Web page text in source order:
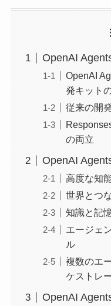
OpenAI
OpenAI
発キット
従来の開
の両立
OpenAI
高度な知
世界とつ
知識と記
エージェ
ル
複数のエ
ケストレ
OpenAI